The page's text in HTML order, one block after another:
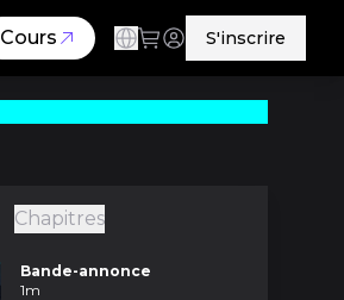
Cours S'inscrire
Chapitres
Bande-annonce
1m